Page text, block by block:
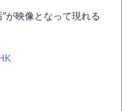
が映像となって現れる